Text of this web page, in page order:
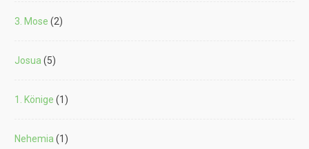
3. Mose (2)
Josua (5)
1. Könige (1)
Nehemia (1)